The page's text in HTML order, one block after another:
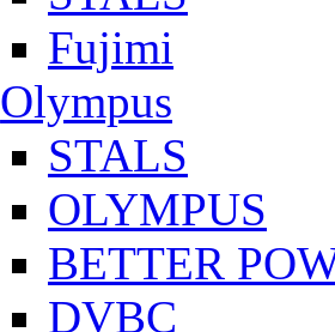
Fujimi
Olympus
STALS
OLYMPUS
BETTER
DVBC